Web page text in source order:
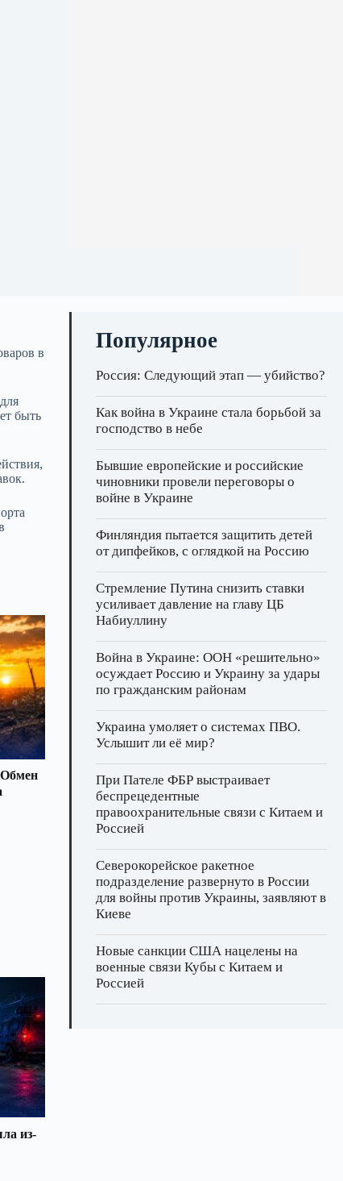
в
быть
из-
Популярное
Россия: Следующий этап — убийство?
Как война в Украине стала борьбой за
господство в небе
Бывшие европейские и российские
чиновники провели переговоры о
войне в Украине
Финляндия пытается защитить детей
от дипфейков, с оглядкой на Россию
Стремление Путина снизить ставки
усиливает давление на главу ЦБ
Набиуллину
Война в Украине: ООН «решительно»
осуждает Россию и Украину за удары
по гражданским районам
Украина умоляет о системах ПВО.
Услышит ли её мир?
При Пателе ФБР выстраивает
беспрецедентные
правоохранительные связи с Китаем и
Россией
Северокорейское ракетное
подразделение развернуто в России
для войны против Украины, заявляют в
Киеве
Новые санкции США нацелены на
военные связи Кубы с Китаем и
Россией